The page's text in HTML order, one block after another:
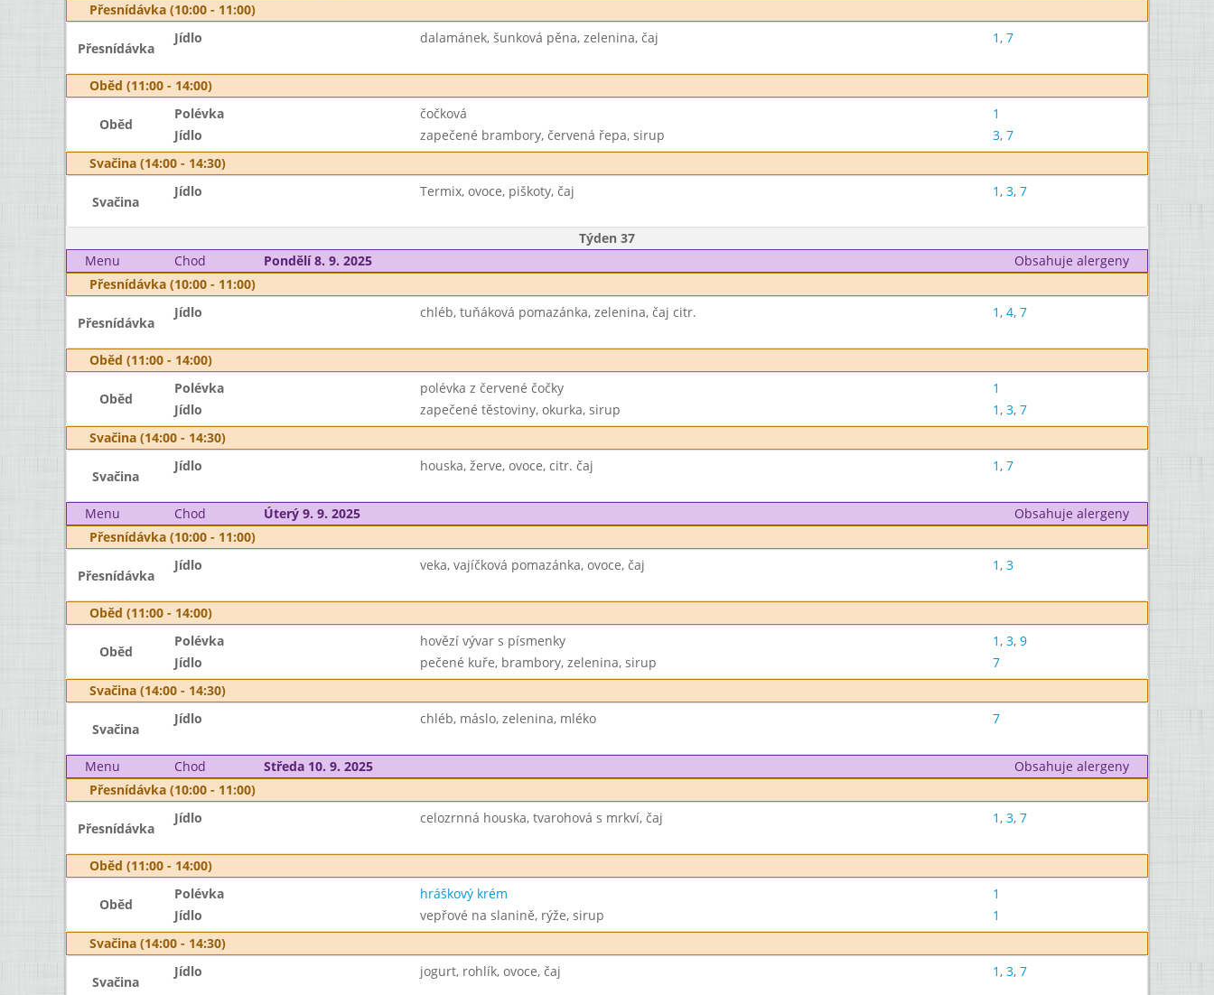
Přesnídávka (10:00 - 11:00)
Přesnídávka
Jídlo dalamánek, šunková pěna, zelenina, čaj 1, 7
Oběd (11:00 - 14:00)
Oběd
Polévka čočková
1
Jídlo
zapečené brambory, červená řepa, sirup 3, 7
Svačina (14:00 - 14:30)
Svačina
Jídlo Termix, ovoce, piškoty, čaj 1, 3, 7
Týden 37
Menu
Chod Pondělí 8. 9. 2025
Obsahuje alergeny
Přesnídávka (10:00 - 11:00)
Přesnídávka
Jídlo chléb, tuňáková pomazánka, zelenina, čaj citr. 1, 4, 7
Oběd (11:00 - 14:00)
Oběd
Polévka polévka z červené čočky
1
Jídlo
zapečené těstoviny, okurka, sirup 1, 3, 7
Svačina (14:00 - 14:30)
Svačina
Jídlo houska, žerve, ovoce, citr. čaj 1, 7
Menu Chod Úterý 9. 9. 2025
Obsahuje alergeny
Přesnídávka (10:00 - 11:00)
Přesnídávka
Jídlo veka, vajíčková pomazánka, ovoce, čaj 1, 3
Oběd (11:00 - 14:00)
Oběd
Polévka hovězí vývar s písmenky 1, 3, 9
Jídlo
pečené kuře, brambory, zelenina, sirup
7
Svačina (14:00 - 14:30)
Svačina
Jídlo chléb, máslo, zelenina, mléko 7
Menu Chod Středa 10. 9. 2025
Obsahuje alergeny
Přesnídávka (10:00 - 11:00)
Přesnídávka
Jídlo celozrnná houska, tvarohová s mrkví, čaj 1, 3, 7
Oběd (11:00 - 14:00)
Oběd
Polévka hráškový krém
1
Jídlo
vepřové na slanině, rýže, sirup
1
Svačina (14:00 - 14:30)
Svačina
Jídlo jogurt, rohlík, ovoce, čaj 1, 3, 7